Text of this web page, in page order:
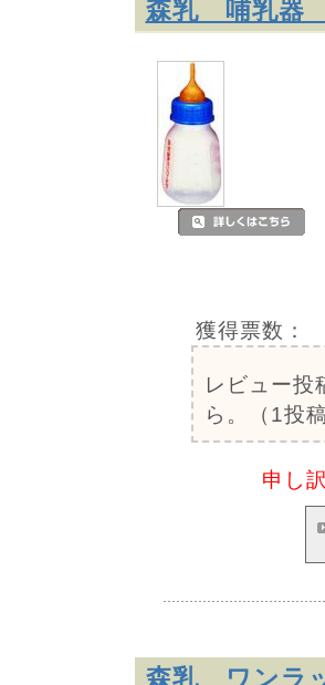
森乳 哺乳器
獲得票数：
レビュー投
ら。（1投
申し
森乳 ワンラ